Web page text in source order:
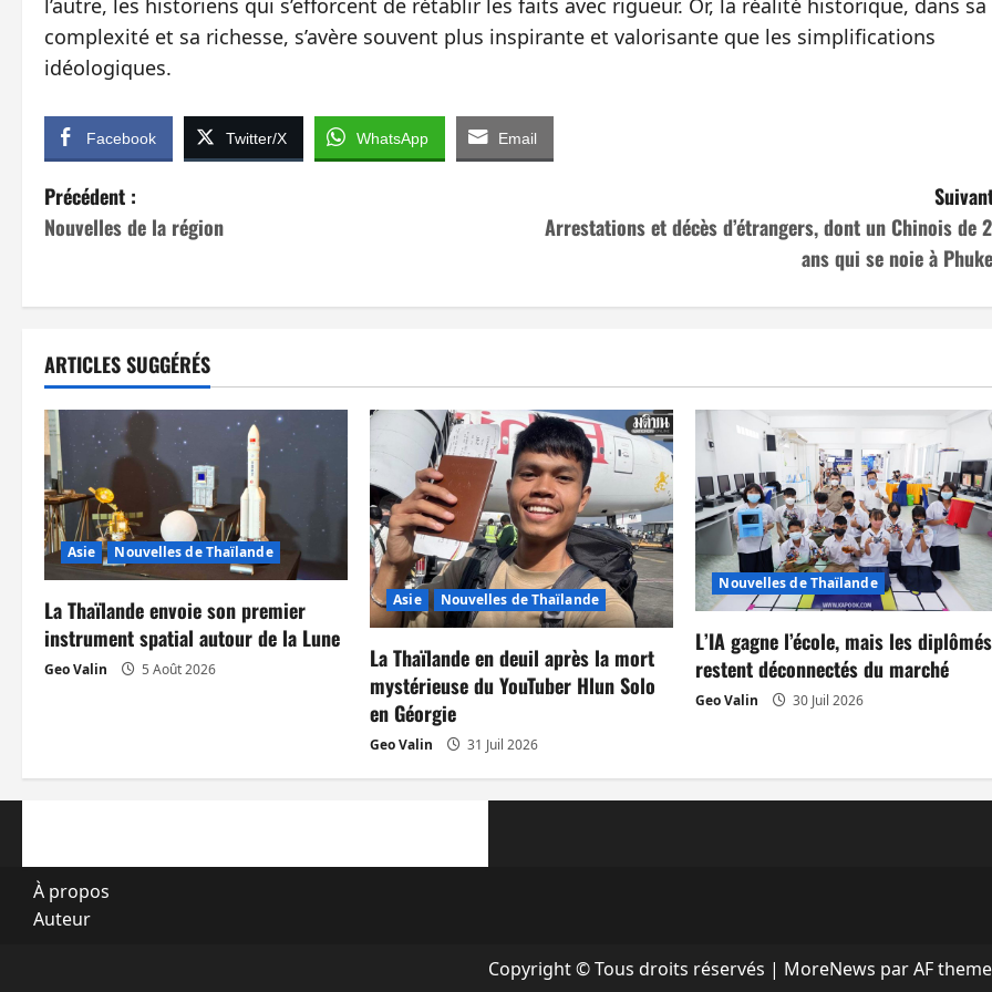
complexité et sa richesse, s’avère souvent plus inspirante et valorisante que les simplifications
idéologiques.
Facebook Twitter/X WhatsApp Email
N
a
v
g
a
t
i
o
n
d
i
Précédent :
Nouvelles de la région
Arrestations et décès d’étrangers, dont un Chinois de
ans qui se noie à
ARTICLES SUGGÉRÉS
Asie Nouvelles de Thaïlande
La Thaïlande envoie son premier
instrument spatial autour de la Lune
Geo Valin 5 Août 2026
Asie Nouvelles de Thaïlande
La Thaïlande en deuil après la mort
mystérieuse du YouTuber Hlun Solo
en Géorgie
Geo Valin 31 Juil 2026
Nouvelles de Thaïlande
L’IA gagne l’école, mais les diplômés
restent déconnectés du marché
Geo Valin 30 Juil 2026
À propos
Auteur
Copyright © Tous droits réservés | MoreNews par AF